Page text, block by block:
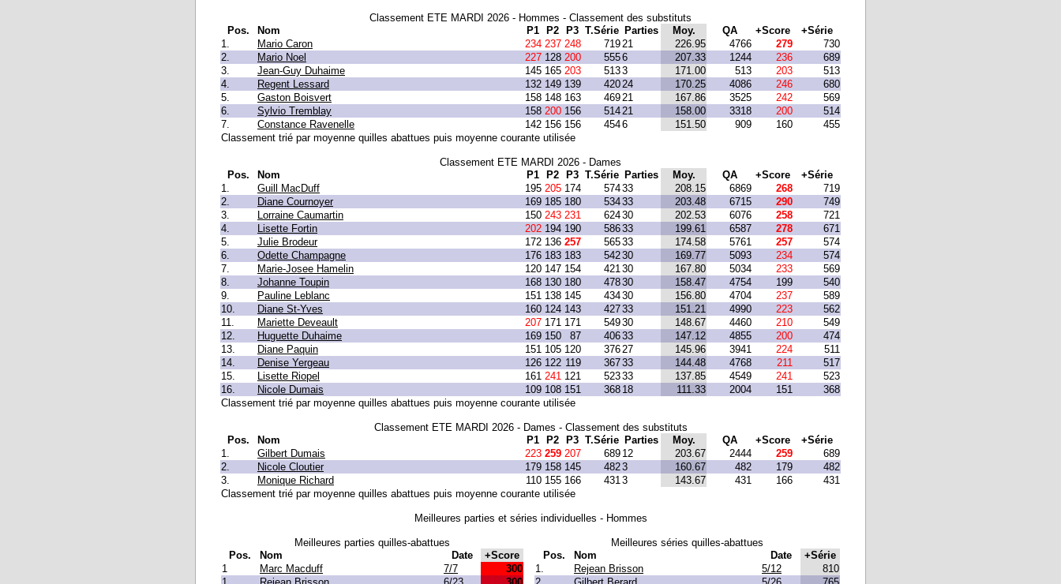
Classement ETE MARDI 2026 - Hommes - Classement des substituts
Pos.
Nom P1 P2 P3 T.Série Parties Moy. QA +Score
+Série
1.
Mario Caron 234 237 248 719 21 226.95 4766 279
730
2.
Mario Noel 227 128 200 5556 207.33 1244 236
689
3.
Jean-Guy Duhaime 145 165 203 5133 171.00 513 203
513
4.
Regent Lessard 132 149 139 420 24 170.25 4086 246
680
5.
Gaston Boisvert 158 148 163 469 21 167.86 3525 242
569
6.
Sylvio Tremblay 158 200 156 514 21 158.00 3318 200
514
7.
Constance Ravenelle 142 156 156 4546 151.50 909 160
455
Classement trié par moyenne quilles abattues puis moyenne courante utilisée
Classement ETE MARDI 2026 - Dames
Pos.
Nom P1 P2 P3 T.Série Parties Moy. QA +Score
+Série
1.
Guill MacDuff 195 205 174 57433 208.15 6869 268
719
2.
Diane Cournoyer 169 185 180 53433 203.48 6715 290
749
3.
Lorraine Caumartin 150 243 231 62430 202.53 6076 258
721
4.
Lisette Fortin 202 194 190 58633 199.61 6587 278
671
5.
Julie Brodeur 172 136 257 56533 174.58 5761 257
574
6.
Odette Champagne 176 183 183 54230 169.77 5093 234
574
7.
Marie-Josee Hamelin 120 147 154 421 30 167.80 5034 233
569
8.
Johanne Toupin 168 130 180 47830 158.47 4754 199
540
9.
Pauline Leblanc 151 138 145 43430 156.80 4704 237
589
10.
Diane St-Yves 160 124 143 42733 151.21 4990 223
562
11.
Mariette Deveault 207 171 171 54930 148.67 4460 210
549
12.
Huguette Duhaime 169 150 87 40633 147.12 4855 200
474
13.
Diane Paquin 151 105 120 376 27 145.96 3941 224
511
14.
Denise Yergeau 126 122 119 36733 144.48 4768 211
517
15.
Lisette Riopel 161 241 121 52333 137.85 4549 241
523
16.
Nicole Dumais 109 108 151 368 18 111.33 2004 151
368
Classement trié par moyenne quilles abattues puis moyenne courante utilisée
Classement ETE MARDI 2026 - Dames - Classement des substituts
Pos.
Nom P1 P2 P3 T.Série Parties Moy. QA +Score
+Série
1.
Gilbert Dumais 223 259 207 689 12 203.67 2444 259
689
2.
Nicole Cloutier 179 158 145 4823 160.67 482 179
482
3.
Monique Richard 110 155 166 431 3 143.67 431 166
431
Classement trié par moyenne quilles abattues puis moyenne courante utilisée
Meilleures parties et séries individuelles - Hommes
Meilleures parties quilles-abattues
Pos.
Nom Date
+Score
1
Marc Macduff 7/7
300
Meilleures séries quilles-abattues
Pos.
Nom Date
+Série
1.
Rejean Brisson 5/12
810